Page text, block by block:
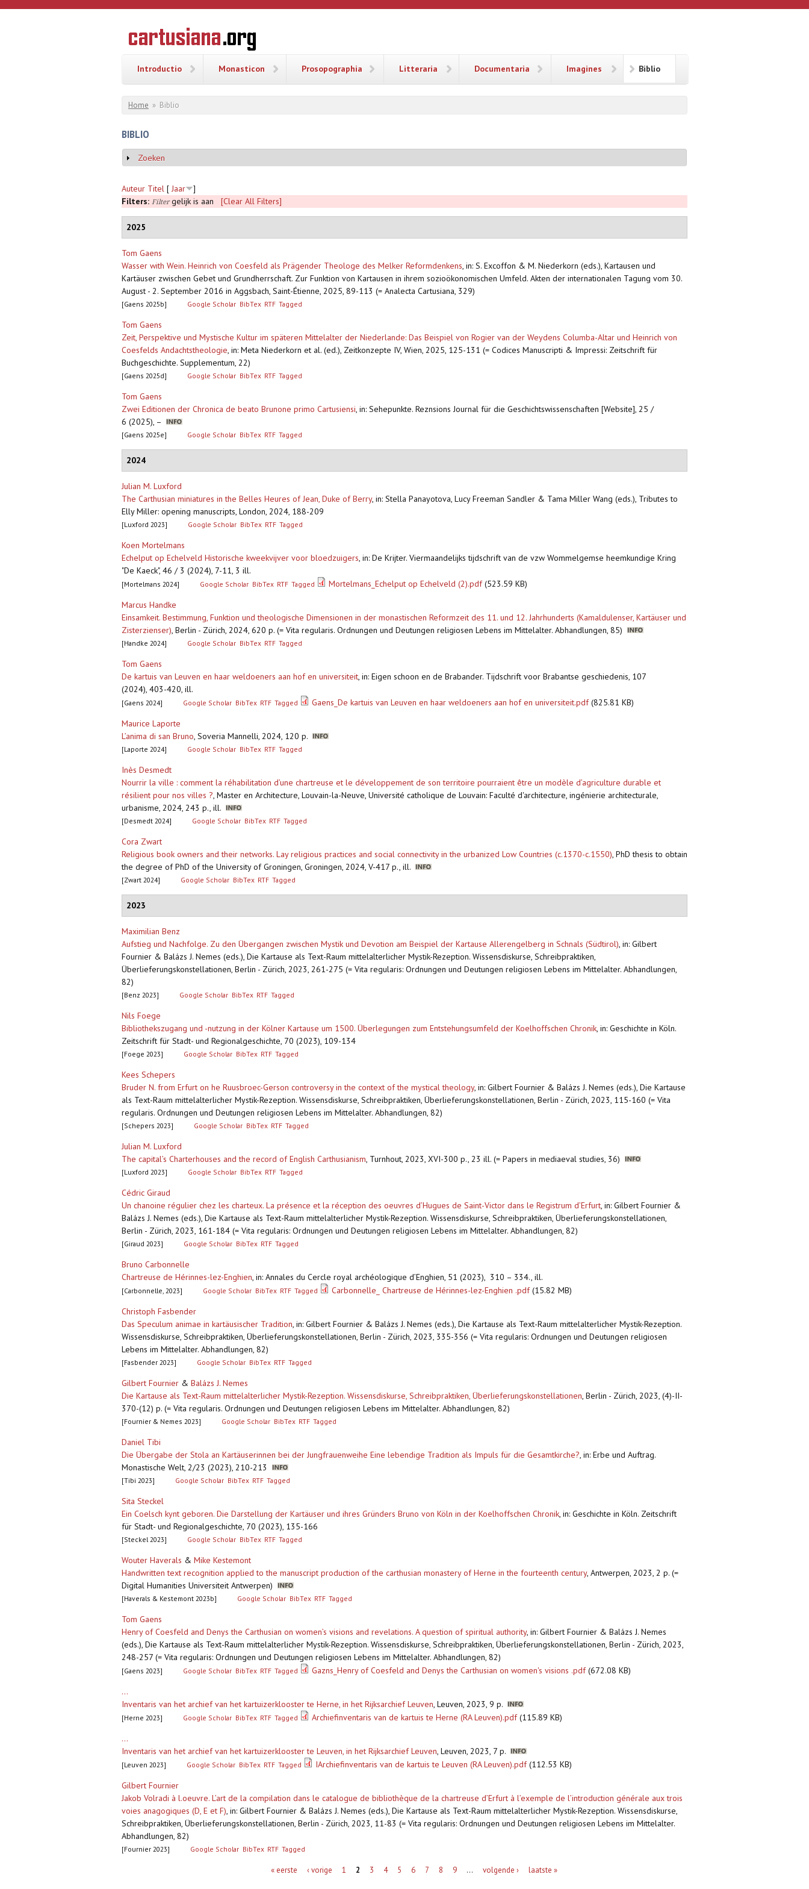
Overslaan en naar de inhoud gaan
CARTUSIANA
Geschiedenis
van de
Introductio Monasticon Prosopographia Litteraria Documentaria Imagines Biblio
U bent hier
Home » Biblio
BIBLIO
Weergeven
Zoeken
Auteur Titel [ Jaar
]
Filters: Filtergelijk is aan [Clear All Filters]
2025
Tom Gaens
Wasser with Wein. Heinrich von Coesfeld als Prägender Theologe des Melker Reformdenkens, in: S. Excoffon & M. Niederkorn (eds.), Kartausen und
Kartäuser zwischen Gebet und Grundherrschaft. Zur Funktion von Kartausen in ihrem sozioökonomischen Umfeld. Akten der internationalen Tagung vom 30.
August - 2. September 2016 in Aggsbach, Saint-Étienne, 2025, 89-113 (= Analecta Cartusiana, 329)
[Gaens 2025b] Google Scholar BibTex RTF Tagged
Tom Gaens
Zeit, Perspektive und Mystische Kultur im späteren Mittelalter der Niederlande: Das Beispiel von Rogier van der Weydens Columba-Altar und Heinrich von
Coesfelds Andachtstheologie, in: Meta Niederkorn et al. (ed.), Zeitkonzepte IV, Wien, 2025, 125-131 (= Codices Manuscripti & Impressi: Zeitschrift für
Buchgeschichte. Supplementum, 22)
[Gaens 2025d] Google Scholar BibTex RTF Tagged
Tom Gaens
Zwei Editionen der Chronica de beato Brunone primo Cartusiensi, in: Sehepunkte. Reznsions Journal für die Geschichtswissenschaften [Website], 25 /
6 (2025), –
[Gaens 2025e] Google Scholar BibTex RTF Tagged
2024
Julian M. Luxford
The Carthusian miniatures in the Belles Heures of Jean, Duke of Berry, in: Stella Panayotova, Lucy Freeman Sandler & Tama Miller Wang (eds.), Tributes to
Elly Miller: opening manuscripts, London, 2024, 188-209
[Luxford 2023] Google Scholar BibTex RTF Tagged
Koen Mortelmans
Echelput op Echelveld Historische kweekvijver voor bloedzuigers, in: De Krijter. Viermaandelijks tijdschrift van de vzw Wommelgemse heemkundige Kring
"De Kaeck", 46 / 3 (2024), 7-11, 3 ill.
[Mortelmans 2024] Google Scholar BibTex RTF Tagged Mortelmans_Echelput op Echelveld (2).pdf(523.59 KB)
Marcus Handke
Einsamkeit. Bestimmung, Funktion und theologische Dimensionen in der monastischen Reformzeit des 11. und 12. Jahrhunderts (Kamaldulenser, Kartäuser und
Zisterzienser), Berlin - Zürich, 2024, 620 p. (= Vita regularis. Ordnungen und Deutungen religiosen Lebens im Mittelalter. Abhandlungen, 85)
[Handke 2024] Google Scholar BibTex RTF Tagged
Tom Gaens
De kartuis van Leuven en haar weldoeners aan hof en universiteit, in: Eigen schoon en de Brabander. Tijdschrift voor Brabantse geschiedenis, 107
(2024), 403-420, ill.
[Gaens 2024] Google Scholar BibTex RTF Tagged Gaens_De kartuis van Leuven en haar weldoeners aan hof en universiteit.pdf(825.81 KB)
Maurice Laporte
L’anima di san Bruno, Soveria Mannelli, 2024, 120 p.
[Laporte 2024] Google Scholar BibTex RTF Tagged
Inès Desmedt
Nourrir la ville : comment la réhabilitation d’une chartreuse et le développement de son territoire pourraient être un modèle d’agriculture durable et
résilient pour nos villes ?, Master en Architecture, Louvain-la-Neuve, Université catholique de Louvain: Faculté d'architecture, ingénierie architecturale,
urbanisme, 2024, 243 p., ill.
[Desmedt 2024] Google Scholar BibTex RTF Tagged
Cora Zwart
Religious book owners and their networks. Lay religious practices and social connectivity in the urbanized Low Countries (c.1370-c.1550), PhD thesis to obtain
the degree of PhD of the University of Groningen, Groningen, 2024, V-417 p., ill.
[Zwart 2024] Google Scholar BibTex RTF Tagged
2023
Maximilian Benz
Aufstieg und Nachfolge. Zu den Übergangen zwischen Mystik und Devotion am Beispiel der Kartause Allerengelberg in Schnals (Südtirol), in: Gilbert
Fournier & Balázs J. Nemes (eds.), Die Kartause als Text-Raum mittelalterlicher Mystik-Rezeption. Wissensdiskurse, Schreibpraktiken,
Überlieferungskonstellationen, Berlin - Zürich, 2023, 261-275 (= Vita regularis: Ordnungen und Deutungen religiosen Lebens im Mittelalter. Abhandlungen,
82)
[Benz 2023] Google Scholar BibTex RTF Tagged
Nils Foege
Bibliothekszugang und -nutzung in der Kölner Kartause um 1500. Überlegungen zum Entstehungsumfeld der Koelhoffschen Chronik, in: Geschichte in Köln.
Zeitschrift für Stadt- und Regionalgeschichte, 70 (2023), 109-134
[Foege 2023] Google Scholar BibTex RTF Tagged
Kees Schepers
Bruder N. from Erfurt on he Ruusbroec-Gerson controversy in the context of the mystical theology, in: Gilbert Fournier & Balázs J. Nemes (eds.), Die Kartause
als Text-Raum mittelalterlicher Mystik-Rezeption. Wissensdiskurse, Schreibpraktiken, Überlieferungskonstellationen, Berlin - Zürich, 2023, 115-160 (= Vita
regularis. Ordnungen und Deutungen religiosen Lebens im Mittelalter. Abhandlungen, 82)
[Schepers 2023] Google Scholar BibTex RTF Tagged
Julian M. Luxford
The capital’s Charterhouses and the record of English Carthusianism, Turnhout, 2023, XVI-300 p., 23 ill. (= Papers in mediaeval studies, 36)
[Luxford 2023] Google Scholar BibTex RTF Tagged
Cédric Giraud
Un chanoine régulier chez les charteux. La présence et la réception des oeuvres d’Hugues de Saint-Victor dans le Registrum d’Erfurt, in: Gilbert Fournier &
Balázs J. Nemes (eds.), Die Kartause als Text-Raum mittelalterlicher Mystik-Rezeption. Wissensdiskurse, Schreibpraktiken, Überlieferungskonstellationen,
Berlin - Zürich, 2023, 161-184 (= Vita regularis: Ordnungen und Deutungen religiosen Lebens im Mittelalter. Abhandlungen, 82)
[Giraud 2023] Google Scholar BibTex RTF Tagged
Bruno Carbonnelle
Chartreuse de Hérinnes-lez-Enghien, in: Annales du Cercle royal archéologique d’Enghien, 51 (2023), 310 – 334., ill.
[Carbonnelle, 2023] Google Scholar BibTex RTF Tagged Carbonnelle_ Chartreuse de Hérinnes-lez-Enghien .pdf(15.82 MB)
Christoph Fasbender
Das Speculum animae in kartäusischer Tradition, in: Gilbert Fournier & Balázs J. Nemes (eds.), Die Kartause als Text-Raum mittelalterlicher Mystik-Rezeption.
Wissensdiskurse, Schreibpraktiken, Überlieferungskonstellationen, Berlin - Zürich, 2023, 335-356 (= Vita regularis: Ordnungen und Deutungen religiosen
Lebens im Mittelalter. Abhandlungen, 82)
[Fasbender 2023] Google Scholar BibTex RTF Tagged
Gilbert Fournier & Balázs J. Nemes
Die Kartause als Text-Raum mittelalterlicher Mystik-Rezeption. Wissensdiskurse, Schreibpraktiken, Überlieferungskonstellationen, Berlin - Zürich, 2023, (4)-II-
370-(12) p. (= Vita regularis. Ordnungen und Deutungen religiosen Lebens im Mittelalter. Abhandlungen, 82)
[Fournier & Nemes 2023] Google Scholar BibTex RTF Tagged
Daniel Tibi
Die Übergabe der Stola an Kartäuserinnen bei der Jungfrauenweihe Eine lebendige Tradition als Impuls für die Gesamtkirche?, in: Erbe und Auftrag.
Monastische Welt, 2/23 (2023), 210-213
[Tibi 2023] Google Scholar BibTex RTF Tagged
Sita Steckel
Ein Coelsch kynt geboren. Die Darstellung der Kartäuser und ihres Gründers Bruno von Köln in der Koelhoffschen Chronik, in: Geschichte in Köln. Zeitschrift
für Stadt- und Regionalgeschichte, 70 (2023), 135-166
[Steckel 2023] Google Scholar BibTex RTF Tagged
Wouter Haverals & Mike Kestemont
Handwritten text recognition applied to the manuscript production of the carthusian monastery of Herne in the fourteenth century, Antwerpen, 2023, 2 p. (=
Digital Humanities Universiteit Antwerpen)
[Haverals & Kestemont 2023b] Google Scholar BibTex RTF Tagged
Tom Gaens
Henry of Coesfeld and Denys the Carthusian on women’s visions and revelations. A question of spiritual authority, in: Gilbert Fournier & Balázs J. Nemes
(eds.), Die Kartause als Text-Raum mittelalterlicher Mystik-Rezeption. Wissensdiskurse, Schreibpraktiken, Überlieferungskonstellationen, Berlin - Zürich, 2023,
248-257 (= Vita regularis: Ordnungen und Deutungen religiosen Lebens im Mittelalter. Abhandlungen, 82)
[Gaens 2023] Google Scholar BibTex RTF Tagged Gazns_Henry of Coesfeld and Denys the Carthusian on women's visions .pdf(672.08 KB)
...
Inventaris van het archief van het kartuizerklooster te Herne, in het Rijksarchief Leuven, Leuven, 2023, 9 p.
[Herne 2023] Google Scholar BibTex RTF Tagged Archiefinventaris van de kartuis te Herne (RA Leuven).pdf(115.89 KB)
...
Inventaris van het archief van het kartuizerklooster te Leuven, in het Rijksarchief Leuven, Leuven, 2023, 7 p.
[Leuven 2023] Google Scholar BibTex RTF Tagged IArchiefinventaris van de kartuis te Leuven (RA Leuven).pdf(112.53 KB)
Gilbert Fournier
Jakob Volradi à l.oeuvre. L’art de la compilation dans le catalogue de bibliothèque de la chartreuse d’Erfurt à l’exemple de l’introduction générale aux trois
voies anagogiques (D, E et F), in: Gilbert Fournier & Balázs J. Nemes (eds.), Die Kartause als Text-Raum mittelalterlicher Mystik-Rezeption. Wissensdiskurse,
Schreibpraktiken, Überlieferungskonstellationen, Berlin - Zürich, 2023, 11-83 (= Vita regularis: Ordnungen und Deutungen religiosen Lebens im Mittelalter.
Abhandlungen, 82)
[Fournier 2023] Google Scholar BibTex RTF Tagged
« eerste ‹ vorige 1 2 3 4 5 6 7 8 9 … volgende › laatste »